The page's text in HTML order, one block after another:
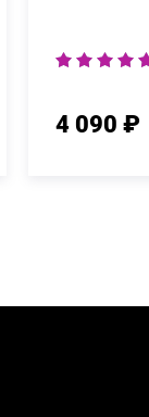
4 090 ₽